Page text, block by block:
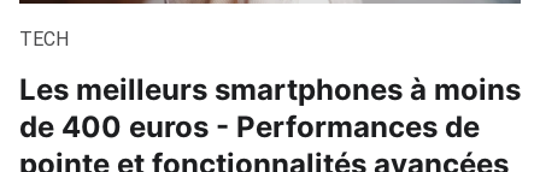
TECH
Les meilleurs smartphones à moins
de 400 euros - Performances de
pointe et fonctionnalités avancées